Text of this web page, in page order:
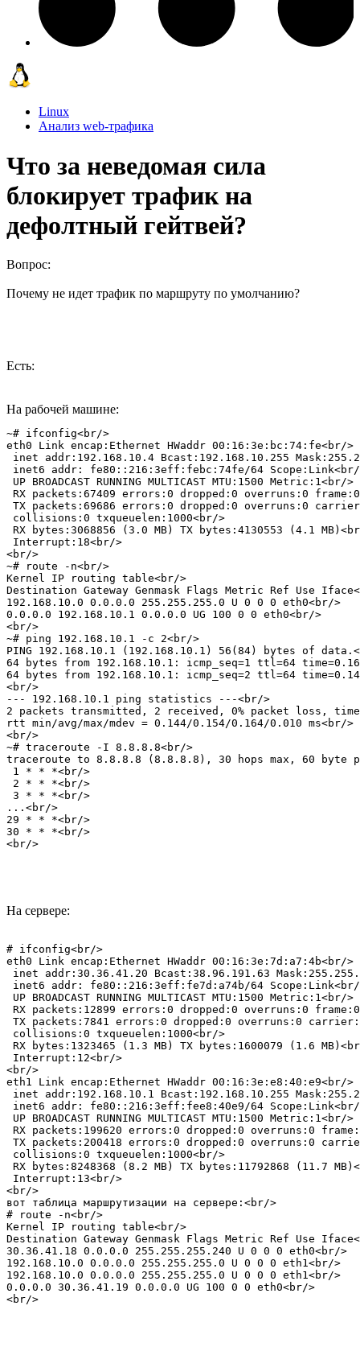
Linux
Анализ web-трафика
Что за неведомая сила
блокирует трафик на
дефолтный гейтвей?
Вопрос:
Почему не идет трафик по маршруту по умолчанию?
Есть:
На рабочей машине:
~# ifconfig<br/>
eth0 Link encap:Ethernet HWaddr 00:16:3e:bc:74:fe<br/>
inet addr:192.168.10.4 Bcast:192.168.10.255
inet6 addr: fe80::216:3eff:febc:74fe/64 Scope:Link<br/
UP BROADCAST RUNNING MULTICAST MTU:1500 Metric:1<br/>
RX packets:67409 errors:0 dropped:0 overruns:0
TX packets:69686 errors:0 dropped:0 overruns:0
collisions:0 txqueuelen:1000<br/>
RX bytes:3068856 (3.0 MB) TX bytes:4130553 (4.1
Interrupt:18<br/>
<br/>
~# route -n<br/>
Kernel IP routing table<br/>
Destination Gateway Genmask Flags Metric Ref Use
192.168.10.0 0.0.0.0 255.255.255.0 U 0 0 0 eth0<br/>
0.0.0.0 192.168.10.1 0.0.0.0 UG 100 0 0 eth0<br/>
<br/>
~# ping 192.168.10.1 -c 2<br/>
PING 192.168.10.1 (192.168.10.1) 56(84) bytes of
64 bytes from 192.168.10.1: icmp_seq=1 ttl=64
64 bytes from 192.168.10.1: icmp_seq=2 ttl=64
<br/>
--- 192.168.10.1 ping statistics ---<br/>
2 packets transmitted, 2 received, 0% packet loss, time
rtt min/avg/max/mdev = 0.144/0.154/0.164/0.010 ms<br/>
<br/>
~# traceroute -I 8.8.8.8<br/>
traceroute to 8.8.8.8 (8.8.8.8), 30 hops max, 60 byte
1 * * *<br/>
2 * * *<br/>
3 * * *<br/>
...<br/>
29 * * *<br/>
30 * * *<br/>
<br/>
На сервере:
# ifconfig<br/>
eth0 Link encap:Ethernet HWaddr 00:16:3e:7d:a7:4b<br/>
inet addr:30.36.41.20 Bcast:38.96.191.63
inet6 addr: fe80::216:3eff:fe7d:a74b/64 Scope:Link<br/
UP BROADCAST RUNNING MULTICAST MTU:1500 Metric:1<br/>
RX packets:12899 errors:0 dropped:0 overruns:0
TX packets:7841 errors:0 dropped:0 overruns:0
collisions:0 txqueuelen:1000<br/>
RX bytes:1323465 (1.3 MB) TX bytes:1600079 (1.6
Interrupt:12<br/>
<br/>
eth1 Link encap:Ethernet HWaddr 00:16:3e:e8:40:e9<br/>
inet addr:192.168.10.1 Bcast:192.168.10.255
inet6 addr: fe80::216:3eff:fee8:40e9/64 Scope:Link<br/
UP BROADCAST RUNNING MULTICAST MTU:1500 Metric:1<br/>
RX packets:199620 errors:0 dropped:0 overruns:0
TX packets:200418 errors:0 dropped:0 overruns:0
collisions:0 txqueuelen:1000<br/>
RX bytes:8248368 (8.2 MB) TX bytes:11792868 (11.7
Interrupt:13<br/>
<br/>
вот таблица маршрутизации на сервере:<br/>
# route -n<br/>
Kernel IP routing table<br/>
Destination Gateway Genmask Flags Metric Ref Use
30.36.41.18 0.0.0.0 255.255.255.240 U 0 0 0 eth0<br/>
192.168.10.0 0.0.0.0 255.255.255.0 U 0 0 0 eth1<br/>
192.168.10.0 0.0.0.0 255.255.255.0 U 0 0 0 eth1<br/>
0.0.0.0 30.36.41.19 0.0.0.0 UG 100 0 0 eth0<br/>
<br/>